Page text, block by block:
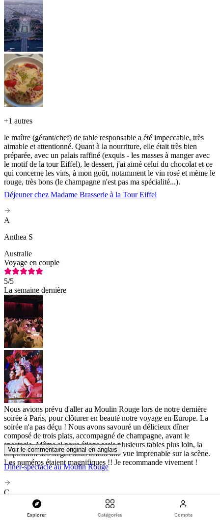
Explorer Catégories Compte
+1 autres
le maître (gérant/chef) de table responsable a été impeccable, très
aimable et attentionné. Quant à la nourriture, elle était très bien
préparée, avec un palais raffiné (exquis - les masses à manger avec
le motif de la tour Eiffel), le dessert, j'ai aimé celui du chocolat et ce
qui concerne les vins, à mon goût, notamment le vin rosé et mème le
rouge, très bons (le champagne n'est pas ma spécialité...).
Déjeuner chez Madame Brasserie à la Tour Eiffel
A
Anthea S
Australie
Voyage en couple
5/5
La semaine dernière
Nous avions prévu d'aller au Moulin Rouge lors de notre dernière
soirée à Paris, pour clôturer en beauté notre voyage en Europe. La
soirée n'a pas déçu ! Nous avons savouré un délicieux dîner
composé de trois plats, accompagné de champagne, avant le
spectacle. Même si nous étions assis plusieurs tables plus loin, la
disposition des sièges nous offrait une vue imprenable sur la scène.
Les numéros étaient magnifiques !! Je recommande vivement !
Voir le commentaire original en anglais
Dîner-spectacle au Moulin Rouge
C